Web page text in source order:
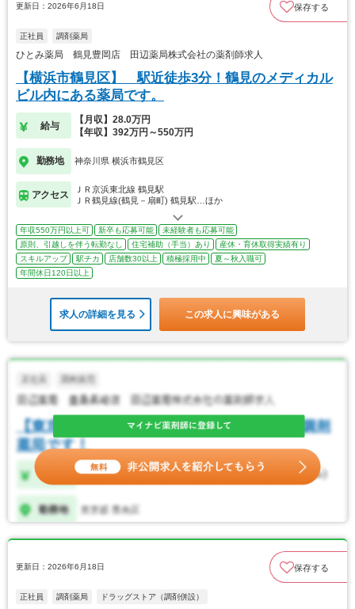
更新日：2026年6月18日 保存する
正社員 調剤薬局
ひとみ薬局 鶴見豊岡店 田辺薬局株式会社の薬剤師求人
【横浜市鶴見区】 駅近徒歩3分！鶴見のメディカル
ビル内にある薬局です。
給与
【月収】28.0万円
【年収】392万円～550万円
勤務地 神奈川県 横浜市鶴見区
アクセス
ＪＲ京浜東北線 鶴見駅
ＪＲ鶴見線(鶴見－扇町) 鶴見駅…ほか
年収550万円以上可 新卒も応募可能
未経験者も応募可能
原則、引越しを伴う転勤なし
住宅補助（手当）あり
産休・育休取得実績有り
スキルアップ
駅チカ 店舗数30以上 積極採用中
夏～秋入職可
年間休日120日以上
求人の詳細を見る この求人に興味がある
更新日：2026年6月18日 保存する
正社員 調剤薬局 ドラッグストア（調剤併設）